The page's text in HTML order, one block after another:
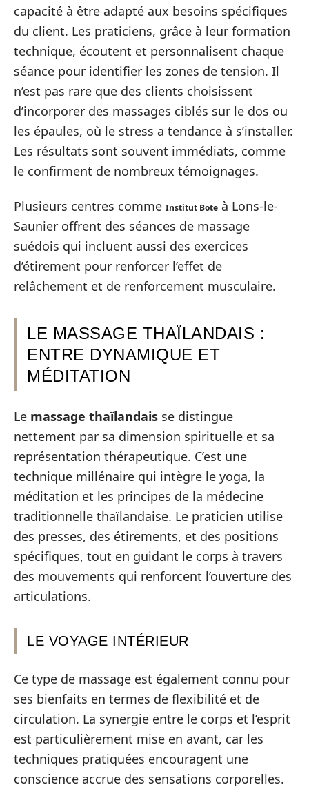
capacité à être adapté aux besoins spécifiques
du client. Les praticiens, grâce à leur formation
technique, écoutent et personnalisent chaque
séance pour identifier les zones de tension. Il
n’est pas rare que des clients choisissent
d’incorporer des massages ciblés sur le dos ou
les épaules, où le stress a tendance à s’installer.
Les résultats sont souvent immédiats, comme
le confirment de nombreux témoignages.
Plusieurs centres comme Institut Bote à Lons-le-
Saunier offrent des séances de massage
suédois qui incluent aussi des exercices
d’étirement pour renforcer l’effet de
relâchement et de renforcement musculaire.
LE MASSAGE THAÏLANDAIS :
ENTRE DYNAMIQUE ET
MÉDITATION
Le massage thaïlandais se distingue
nettement par sa dimension spirituelle et sa
représentation thérapeutique. C’est une
technique millénaire qui intègre le yoga, la
méditation et les principes de la médecine
traditionnelle thaïlandaise. Le praticien utilise
des presses, des étirements, et des positions
spécifiques, tout en guidant le corps à travers
des mouvements qui renforcent l’ouverture des
articulations.
LE VOYAGE INTÉRIEUR
Ce type de massage est également connu pour
ses bienfaits en termes de flexibilité et de
circulation. La synergie entre le corps et l’esprit
est particulièrement mise en avant, car les
techniques pratiquées encouragent une
conscience accrue des sensations corporelles.